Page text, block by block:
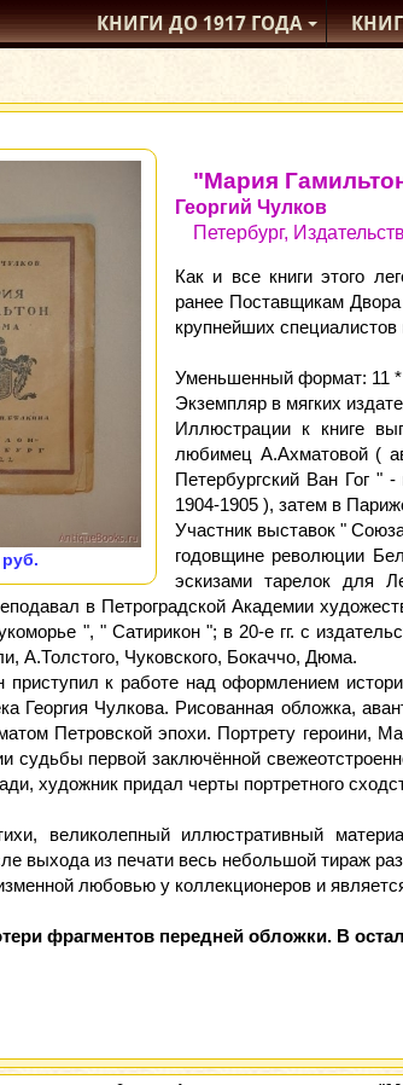
КНИГИ ДО 1917ГОДА
"Мария
Георгий Чулков
Петербург,
Как и все книги этого
ранее Поставщикам
крупнейших
Уменьшенный формат: 11 *
Экземпляр в мягких
Иллюстрации к книге
любимец А.Ахматовой (
Петербургский Ван Гог
1904-1905 ), затем в
Участник выставок "
годовщине революции
эскизами тарелок для
в Петроградской Академии
", " Сатирикон "; в 20-е гг. с
А.Толстого, Чуковского, Бокаччо, Дюма.
приступил к работе над оформлением
Георгия Чулкова. Рисованная обложка,
Петровской эпохи. Портрету героини,
судьбы первой заключённой
художник придал черты портретного
великолепный иллюстративный
выхода из печати весь небольшой тираж
любовью у коллекционеров и
фрагментов передней обложки. В